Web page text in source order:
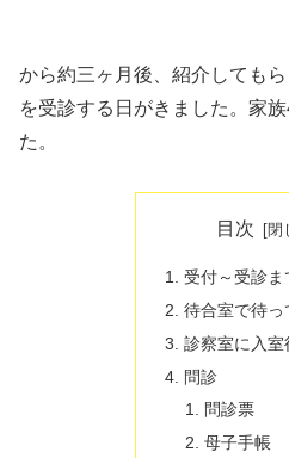
から約三ヶ月後、紹介しても
を受診する日がきました。家
た。
目次
受付～受診ま
待合室で待っ
診察室に入室
問診
問診票
母子手帳